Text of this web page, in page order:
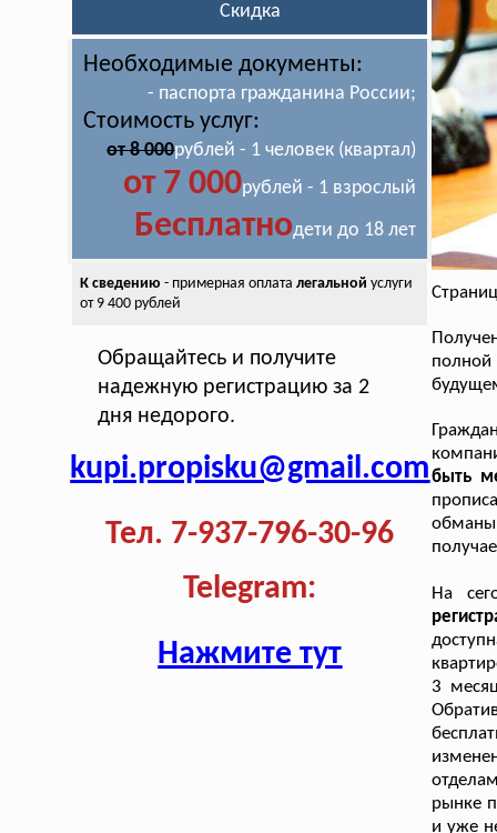
Скидка
Необходимые документы:
- паспорта гражданина России;
Стоимость услуг:
от 8 000рублей - 1 человек (квартал)
от 7 000рублей - 1 взрослый
Бесплатнодети до 18 лет
К сведению - примерная оплата легальной услуги
от 9 400 рублей
Обращайтесь и получите
надежную регистрацию за 2
дня недорого.
kupi.propisku@gmail.com
Тел. 7-937-796-30-96
Telegram:
Нажмите тут
быть
На
3
рынке
и уже